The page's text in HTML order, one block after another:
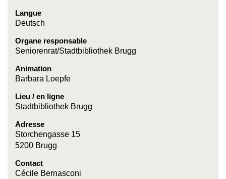
Langue
Deutsch
Organe responsable
Seniorenrat/Stadtbibliothek Brugg
Animation
Barbara Loepfe
Lieu / en ligne
Stadtbibliothek Brugg
Adresse
Storchengasse 15
5200 Brugg
Contact
Cécile Bernasconi